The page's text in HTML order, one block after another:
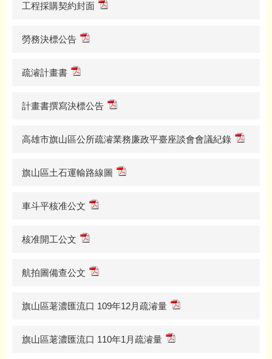
工程採購契約封面
勞務決標公告
疏濬計畫書
計畫書撰寫決標公告
高雄市旗山區公所疏濬業務廉政平臺座談會會議紀錄
旗山區土石運輸路線圖
車斗平核准公文
核准開工公文
航拍圖備查公文
旗山區荖濃匯流口 109年12月疏濬量
旗山區荖濃匯流口 110年1月疏濬量